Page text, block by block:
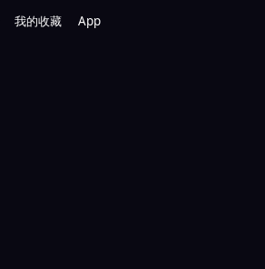
我的收藏 App